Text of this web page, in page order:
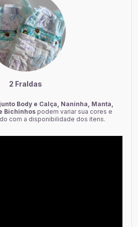
2 Fraldas
Body e Calça, Naninha, Manta,
Bichinhospodem variar sua cores e
com a disponibilidade dos itens.